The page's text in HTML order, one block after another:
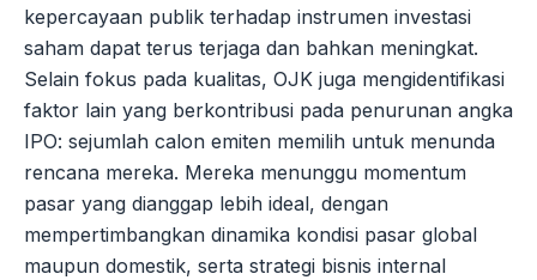
kepercayaan publik terhadap instrumen investasi
saham dapat terus terjaga dan bahkan meningkat.
Selain fokus pada kualitas, OJK juga mengidentifikasi
faktor lain yang berkontribusi pada penurunan angka
IPO: sejumlah calon emiten memilih untuk menunda
rencana mereka. Mereka menunggu momentum
pasar yang dianggap lebih ideal, dengan
mempertimbangkan dinamika kondisi pasar global
maupun domestik, serta strategi bisnis internal